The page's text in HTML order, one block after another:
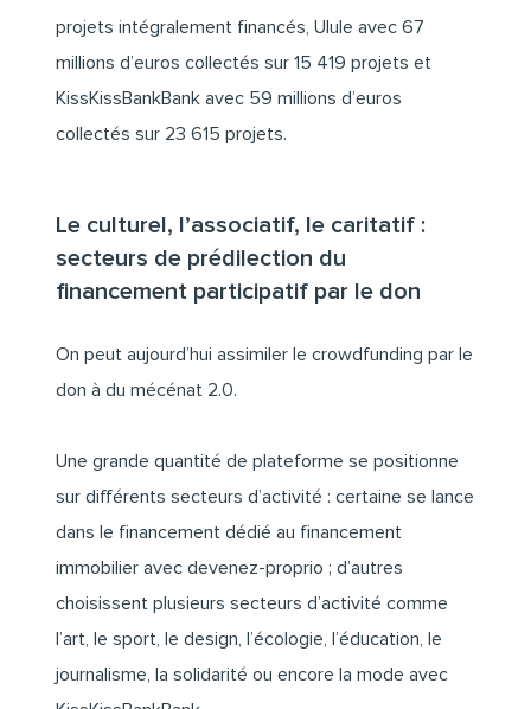
projets intégralement financés, Ulule avec 67
millions d’euros collectés sur 15 419 projets et
KissKissBankBank avec 59 millions d’euros
collectés sur 23 615 projets.
Le culturel, l’associatif, le caritatif :
secteurs de prédilection du
financement participatif par le don
On peut aujourd’hui assimiler le crowdfunding par le
don à du mécénat 2.0.
Une grande quantité de plateforme se positionne
sur différents secteurs d’activité : certaine se lance
dans le financement dédié au financement
immobilier avec devenez-proprio ; d’autres
choisissent plusieurs secteurs d’activité comme
l’art, le sport, le design, l’écologie, l’éducation, le
journalisme, la solidarité ou encore la mode avec